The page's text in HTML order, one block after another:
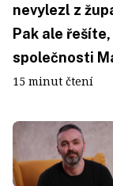
nevylezl z
Pak ale
společnosti
15 minut čtení